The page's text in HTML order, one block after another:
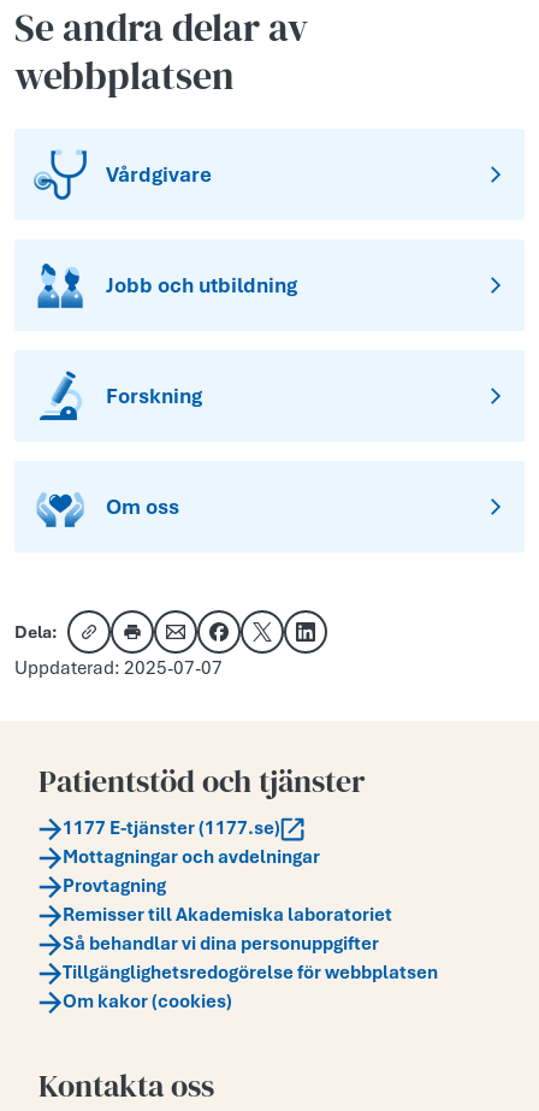
Se andra delar av
webbplatsen
Vårdgivare
Jobb och utbildning
Forskning
Om oss
Dela:
Kopiera länk
Skriv utDela via e-post
Dela på Facebook
Dela på XDela på LinkedIn
Uppdaterad: 2025-07-07
Patientstöd och tjänster
1177 E-tjänster (1177.se)
Mottagningar och avdelningar
Provtagning
Remisser till Akademiska laboratoriet
Så behandlar vi dina personuppgifter
Tillgänglighetsredogörelse för webbplatsen
Om kakor (cookies)
Kontakta oss